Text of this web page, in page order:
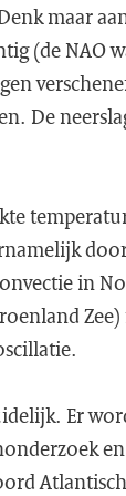
maar
(de NAO
De
in
Er